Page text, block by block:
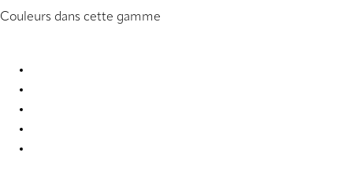
Couleurs dans cette gamme